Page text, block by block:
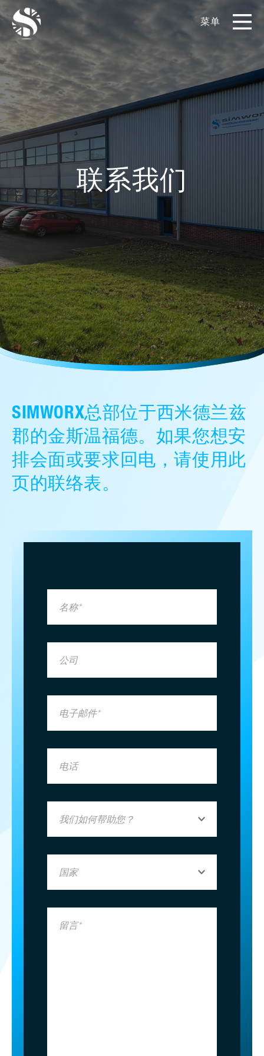
菜单
产品
影片库
关于我们
新闻和博客
售后服务
人才招聘
常见问题
联系我们
EN
联系我们
SIMWORX总部位于西米德兰兹
郡的金斯温福德。如果您想安
排会面或要求回电，请使用此
页的联络表。
名称*
公司
电子邮件*
电话
我们如何帮助您？
国家
留言*